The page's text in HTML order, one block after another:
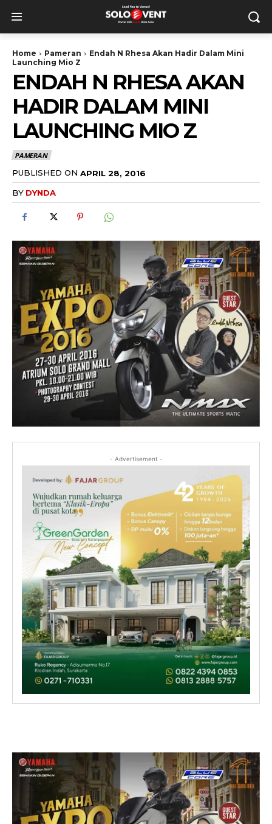
Home Pameran
Endah N Rhesa Akan Hadir Dalam Mini
Launching Mio Z
ENDAH N RHESA AKAN
HADIR DALAM MINI
LAUNCHING MIO Z
PAMERAN
PUBLISHED ON APRIL 28, 2016
BY DYNDA
- Advertisement -